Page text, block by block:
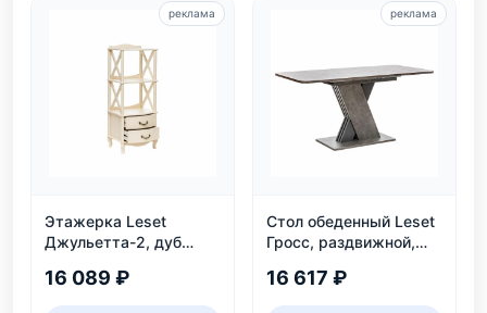
Этажерка Leset
Джульетта-2, дуб
16 089 ₽
реклама
Стол обеденный Leset
Гросс, раздвижной,
персон
16 617 ₽
реклама